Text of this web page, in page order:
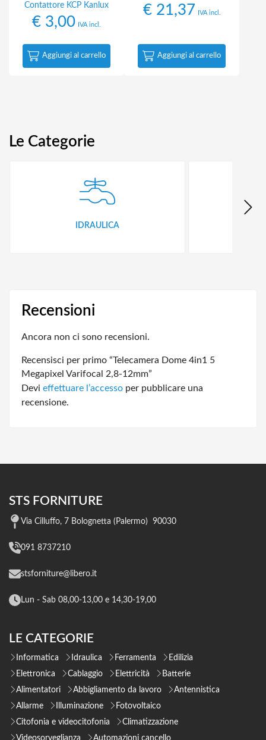
Contattore KCP Kanlux
€ 3,00 IVA incl.
Aggiungi al carrello
€21,37 IVA incl.
Aggiungi al carrello
Le Categorie
IDRAULICA
Recensioni
Ancora non ci sono recensioni.
Recensisci per primo “Telecamera Dome 4in1 5
Megapixel Varifocal 2,8-12mm”
Devi effettuare l’accesso per pubblicare una
recensione.
STS FORNITURE
Via Cilluffo, 7 Bolognetta (Palermo) 90030
091 8737210
stsforniture@libero.it
Lun - Sab 08,00-13,00 e 14,30-19,00
LE CATEGORIE
Informatica Idraulica Ferramenta
Edilizia
Elettronica
Cablaggio Elettricità
Batterie
Alimentatori
Abbigliamento da lavoro
Antennistica
Allarme
Illuminazione
Fotovoltaico
Citofonia e videocitofonia
Climatizzazione